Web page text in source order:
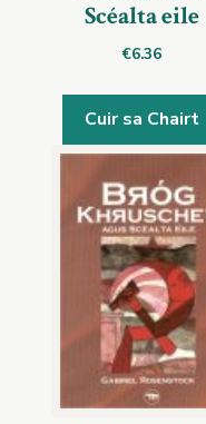
Scéalta eile
€6.36
Cuir sa Chairt